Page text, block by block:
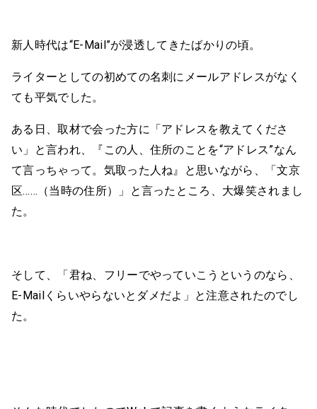
新人時代は“E-Mail”が浸透してきたばかりの頃。
ライターとしての初めての名刺にメールアドレスがなく
ても平気でした。
ある日、取材で会った方に「アドレスを教えてくださ
い」と言われ、『この人、住所のことを“アドレス”なん
て言っちゃって。気取った人ね』と思いながら、「文京
区……（当時の住所）」と言ったところ、大爆笑されまし
た。
そして、「君ね、フリーでやっていこうというのなら、
E-Mailくらいやらないとダメだよ」と注意されたのでし
た。